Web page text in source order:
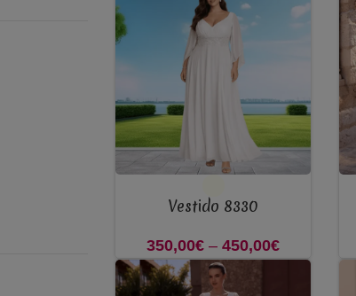
Vestido 8330
350,00€ – 450,00€